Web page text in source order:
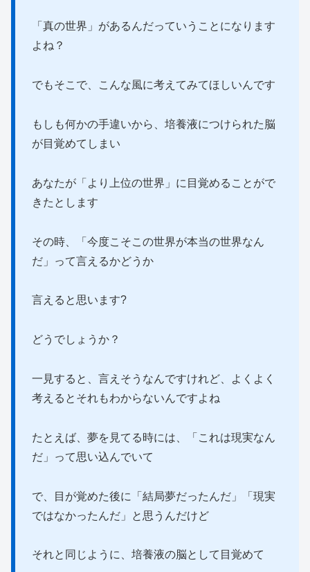
「真の世界」があるんだっていうことになります
よね？
でもそこで、こんな風に考えてみてほしいんです
もしも何かの手違いから、培養液につけられた脳
が目覚めてしまい
あなたが「より上位の世界」に目覚めることがで
きたとします
その時、「今度こそこの世界が本当の世界なん
だ」って言えるかどうか
言えると思います?
どうでしょうか？
一見すると、言えそうなんですけれど、よくよく
考えるとそれもわからないんですよね
たとえば、夢を見てる時には、「これは現実なん
だ」って思い込んでいて
で、目が覚めた後に「結局夢だったんだ」「現実
ではなかったんだ」と思うんだけど
それと同じように、培養液の脳として目覚めて